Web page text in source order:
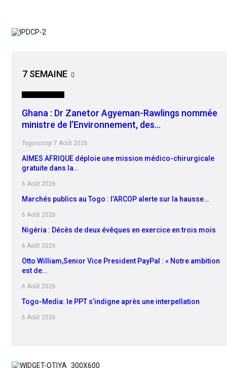
7 SEMAINE
Ghana : Dr Zanetor Agyeman-Rawlings nommée
ministre de l’Environnement, des…
Togoscoop 7 Août 2026
AIMES AFRIQUE déploie une mission médico-chirurgicale
gratuite dans la…
6 Août 2026
Marchés publics au Togo : l’ARCOP alerte sur la hausse…
6 Août 2026
Nigéria : Décès de deux évêques en exercice en trois mois
6 Août 2026
Otto William,Senior Vice President PayPal : « Notre ambition
est de…
6 Août 2026
Togo-Media: le PPT s’indigne après une interpellation
6 Août 2026